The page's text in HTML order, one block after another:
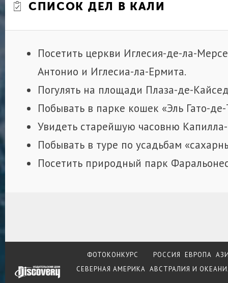
СПИСОК ДЕЛ В КАЛИ
Посетить церкви Иглесия-де-ла-
Антонио и Иглесиа-ла-Ермита.
Погулять на площади Плаза-де-
Побывать в парке кошек «Эль Гато-де-
Увидеть старейшую часовню
Побывать в туре по усадьбам
Посетить природный парк
ФОТОКОНКУРС РОССИЯ ЕВРОПА
СЕВЕРНАЯ АМЕРИКА АВСТРАЛИЯ И